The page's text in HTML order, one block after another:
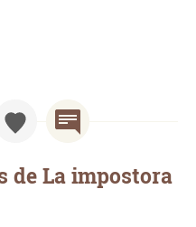
de La impostora